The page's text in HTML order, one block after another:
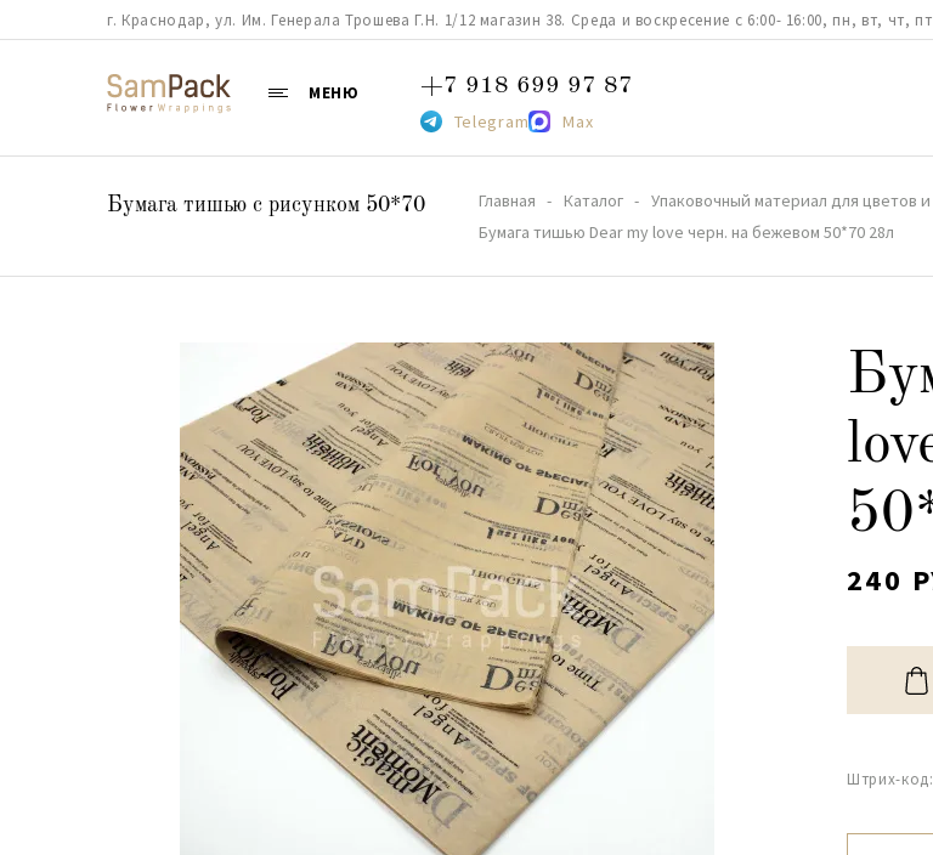
г. Краснодар, ул. Им. Генерала Трошева Г.Н. 1/12 магазин 38. Среда и воскресение с 6:00- 16:00, пн, вт, чт,
МЕНЮ +7 918 699 97 87
Telegram Max
Бумага тишью с рисунком 50*70 Главная Каталог Упаковочный материал для цветов
Бумага тишью Dear my love черн. на бежевом 50*70 28л
240
Штрих-код: